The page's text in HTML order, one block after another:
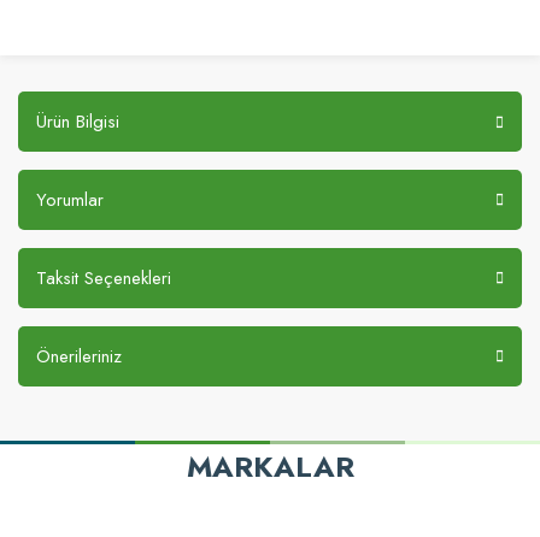
Ürün Bilgisi
Yorumlar
Taksit Seçenekleri
Önerileriniz
MARKALAR